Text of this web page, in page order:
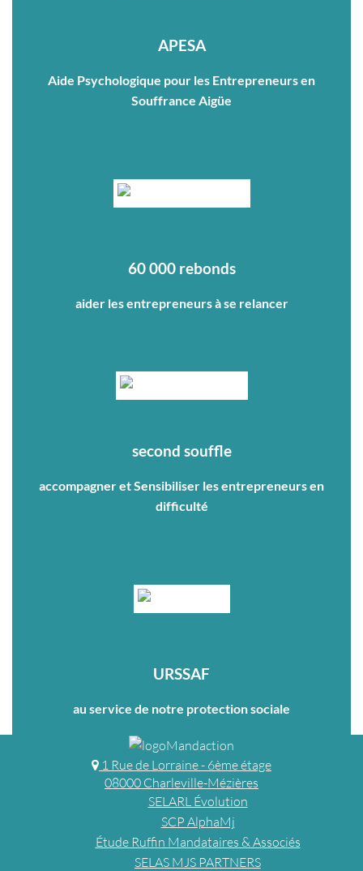
APESA
Aide Psychologique pour les Entrepreneurs en
Souffrance Aigüe
60 000 rebonds
aider les entrepreneurs à se relancer
second souffle
accompagner et Sensibiliser les entrepreneurs en
difficulté
URSSAF
au service de notre protection sociale
1 Rue de Lorraine - 6ème étage
08000 Charleville-Mézières
SELARL Évolution
SCP AlphaMj
Étude Ruffin Mandataires & Associés
SELAS MJS PARTNERS